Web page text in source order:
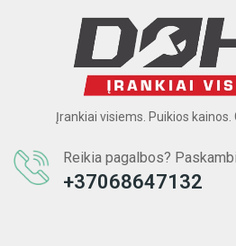
Įrankiai visiems. Puikios
Reikia pagalbos?
+37068647132